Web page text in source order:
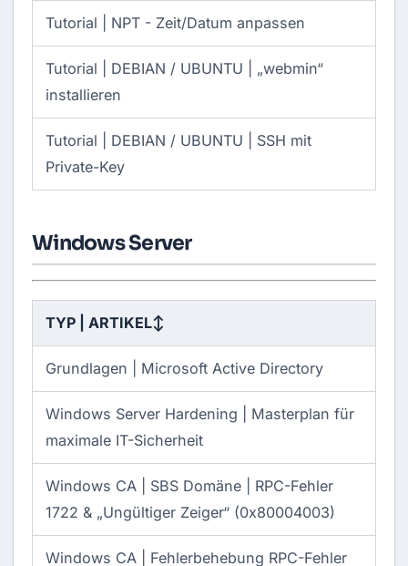
Tutorial | NPT - Zeit/Datum anpassen
Tutorial | DEBIAN / UBUNTU | „webmin“
installieren
Tutorial | DEBIAN / UBUNTU | SSH mit
Private-Key
Windows Server
TYP | ARTIKEL↕
Grundlagen | Microsoft Active Directory
Windows Server Hardening | Masterplan für
maximale IT-Sicherheit
Windows CA | SBS Domäne | RPC-Fehler
1722 & „Ungültiger Zeiger“ (0x80004003)
Windows CA | Fehlerbehebung RPC-Fehler